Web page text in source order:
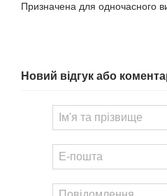
Призначена для одночасного
Новий відгук або